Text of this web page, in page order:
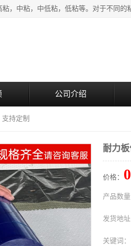
公司介绍
持定制
耐力
价格：
产品数量
发货地址
关键词：